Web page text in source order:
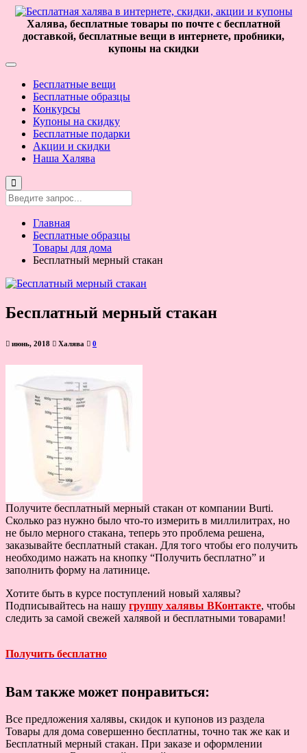
Халява, бесплатные товары по почте с бесплатной
доставкой, бесплатные вещи в интернете, пробники,
купоны на скидки
Бесплатные вещи
Бесплатные образцы
Конкурсы
Купоны на скидку
Бесплатные подарки
Акции и скидки
Наша Халява
Главная
Бесплатные образцы
Товары для дома
Бесплатный мерный стакан
Бесплатный мерный стакан
июнь, 2018 Халява 0
Получите бесплатный мерный стакан от компании Burti.
Сколько раз нужно было что-то измерить в миллилитрах, но
не было мерного стакана, теперь это проблема решена,
заказывайте бесплатный стакан. Для того чтобы его получить
необходимо нажать на кнопку “Получить бесплатно” и
заполнить форму на латинице.
Хотите быть в курсе поступлений новый халявы?
Подписывайтесь на нашу группу халявы ВКонтакте, чтобы
следить за самой свежей халявой и бесплатными товарами!
Получить бесплатно
Вам также может понравиться:
Все предложения халявы, скидок и купонов из раздела
Товары для дома совершенно бесплатны, точно так же как и
Бесплатный мерный стакан. При заказе и оформлении